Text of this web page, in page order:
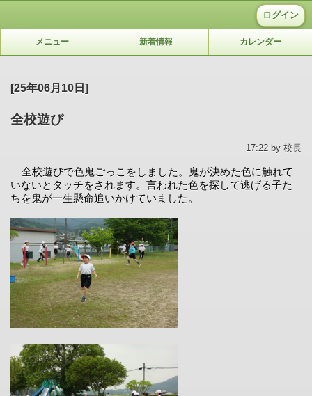
ログイン
メニュー 新着情報 カレンダー
[25年06月10日]
全校遊び
17:22 by 校長
全校遊びで色鬼ごっこをしました。鬼が決めた色に触れて
いないとタッチをされます。言われた色を探して逃げる子た
ちを鬼が一生懸命追いかけていました。